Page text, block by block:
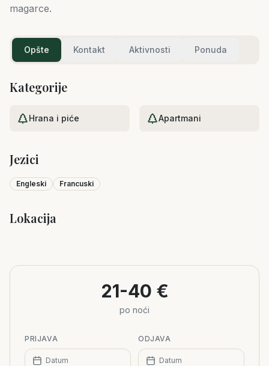
magarce.
Opšte Kontakt Aktivnosti Ponuda
Kategorije
Hrana i piće Apartmani
Jezici
Engleski Francuski
Lokacija
−
21-40 €
po noći
PRIJAVA
Datum
ODJAVA
Datum